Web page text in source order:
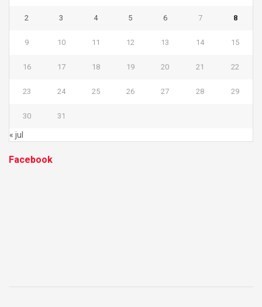
2 3 4 5 6 7 8
9 10 11 12 13 14 15
16 17 18 19 20 21 22
23 24 25 26 27 28 29
30 31
« jul
Facebook